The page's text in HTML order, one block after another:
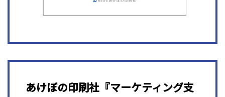
あけぼの印刷社『マーケティング支